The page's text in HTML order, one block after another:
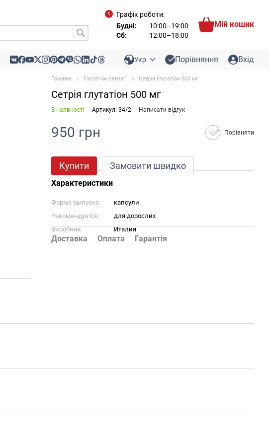
Графік роботи:
Будні:
10:00–19:00
Сб:
12:00–18:00
Мій кошик
Укр Порівняння Вхід
Головна Глутатіон Setria™ Сетрія глутатіон 500 мг
Сетрія глутатіон 500 мг
В наявності Артикул: 34/2 Написати відгук
950 грн Порівняти
Купити Замовити швидко
Характеристики
Форма выпуска
капсули
Рекомендуется
для дорослих
Виробник
Италия
Доставка Оплата Гарантія